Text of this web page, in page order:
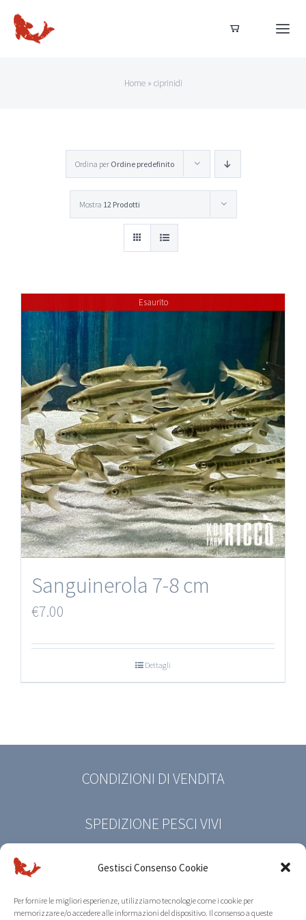
Gestisci Consenso Cookie
Per fornire le migliori esperienze, utilizziamo tecnologie come i cookie per
memorizzare e/o accedere alle informazioni del dispositivo. Il consenso a queste
Salta
Home
Acquista ora
Acquisti sicuri
Home» ciprinidi
Ordina per Ordine predefinito
Mostra 12 Prodotti
Esaurito
Sanguinerola 7-8 cm
€7.00
Dettagli
CONDIZIONI DI VENDITA
SPEDIZIONE PESCI VIVI
PRIVACY POLICY
COOKIE POLICY